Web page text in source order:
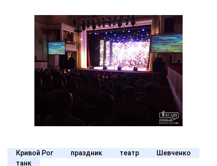
Кривой Рог праздник театр
Шевченко
танк